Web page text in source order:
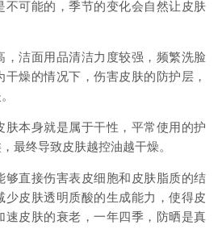
不可能的，季节的变化会自然让皮肤
，洁面用品清洁力度较强，频繁洗脸
燥的情况下，伤害皮肤的防护层，
肤本身就是属于干性，平常使用的护
最终导致皮肤越控油越干燥。
够直接伤害表皮细胞和皮肤脂质的结
少皮肤透明质酸的生成能力，使得皮
速皮肤的衰老，一年四季，防晒是真